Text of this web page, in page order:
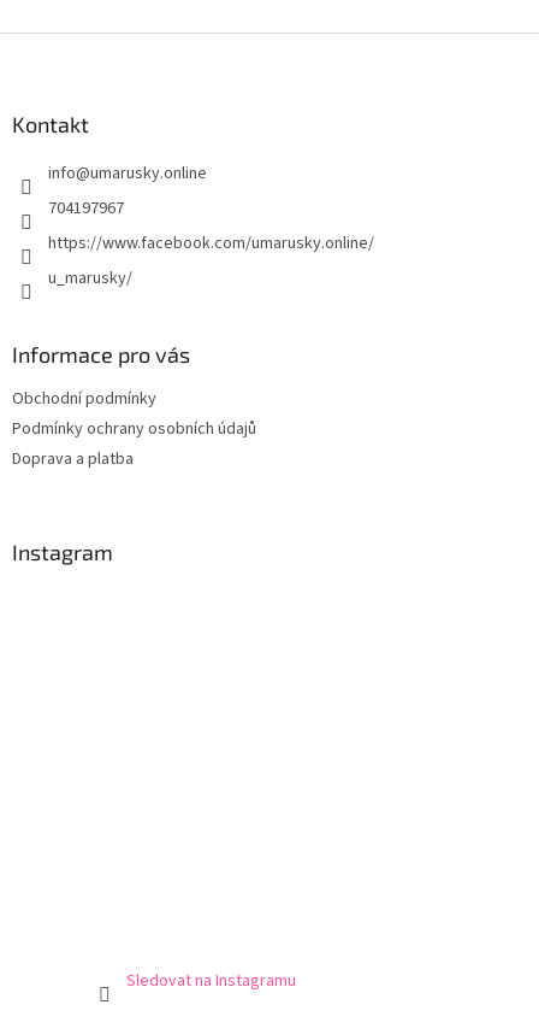
Kontakt
info@umarusky.online
704197967
https://www.facebook.com/umarusky.online/
u_marusky/
Informace pro vás
Obchodní podmínky
Podmínky ochrany osobních údajů
Doprava a platba
Instagram
Sledovat na Instagramu